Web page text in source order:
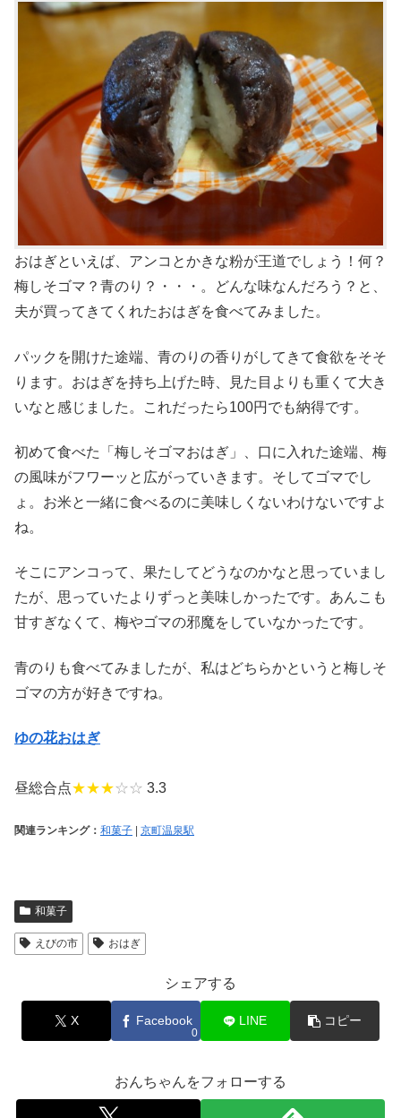
おはぎといえば、アンコとかきな粉が王道でしょう！何？
梅しそゴマ？青のり？・・・。どんな味なんだろう？と、
夫が買ってきてくれたおはぎを食べてみました。
パックを開けた途端、青のりの香りがしてきて食欲をそそ
ります。おはぎを持ち上げた時、見た目よりも重くて大き
いなと感じました。これだったら100円でも納得です。
初めて食べた「梅しそゴマおはぎ」、口に入れた途端、梅
の風味がフワーッと広がっていきます。そしてゴマでし
ょ。お米と一緒に食べるのに美味しくないわけないですよ
ね。
そこにアンコって、果たしてどうなのかなと思っていまし
たが、思っていたよりずっと美味しかったです。あんこも
甘すぎなくて、梅やゴマの邪魔をしていなかったです。
青のりも食べてみましたが、私はどちらかというと梅しそ
ゴマの方が好きですね。
ゆの花おはぎ
昼総合点★★★☆☆ 3.3
関連ランキング： 和菓子 | 京町温泉駅
和菓子
えびの市 おはぎ
シェアする
X Facebook
0
LINE コピー
おんちゃんをフォローする